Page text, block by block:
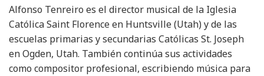
Alfonso Tenreiro es el director musical de la Iglesia
Católica Saint Florence en Huntsville (Utah) y de las
escuelas primarias y secundarias Católicas St. Joseph
en Ogden, Utah. También continúa sus actividades
como compositor profesional, escribiendo música para